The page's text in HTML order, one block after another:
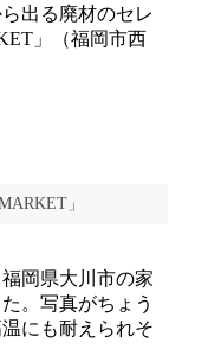
出る廃材のセレ
」（福岡市西
」
岡県大川市の家
。写真がちょう
にも耐えられそ